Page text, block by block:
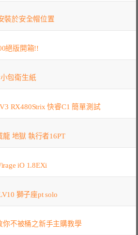
裝於安全帽位置
絕版開箱!!
包衛生紙
RX480Strix 快睿C1 簡單測試
地獄 執行者16PT
iO 1.8EXi
獅子座pt solo
你不被桶之新手主購教學